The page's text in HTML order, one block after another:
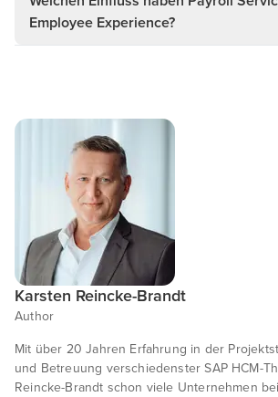
Employee Experience?
Karsten Reincke-Brandt
Author
Mit über 20 Jahren Erfahrung in der
und Betreuung verschiedenster SAP HCM-
Reincke-Brandt schon viele Unternehmen